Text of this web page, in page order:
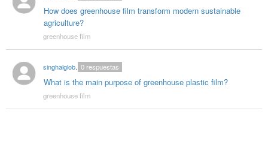
How does greenhouse film transform modern sustainable
agriculture?
greenhouse film
singhalglobal78
What is the main purpose of greenhouse plastic film?
0respuestas
greenhouse film